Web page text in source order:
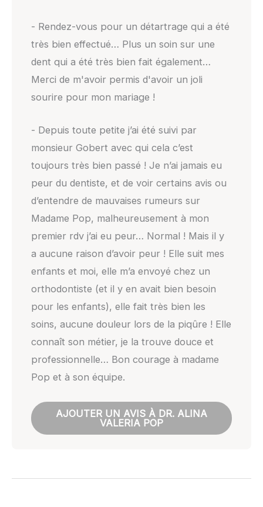
- Rendez-vous pour un détartrage qui a été
très bien effectué… Plus un soin sur une
dent qui a été très bien fait également…
Merci de m'avoir permis d'avoir un joli
sourire pour mon mariage !
- Depuis toute petite j’ai été suivi par
monsieur Gobert avec qui cela c’est
toujours très bien passé ! Je n’ai jamais eu
peur du dentiste, et de voir certains avis ou
d’entendre de mauvaises rumeurs sur
Madame Pop, malheureusement à mon
premier rdv j’ai eu peur… Normal ! Mais il y
a aucune raison d’avoir peur ! Elle suit mes
enfants et moi, elle m’a envoyé chez un
orthodontiste (et il y en avait bien besoin
pour les enfants), elle fait très bien les
soins, aucune douleur lors de la piqûre ! Elle
connaît son métier, je la trouve douce et
professionnelle… Bon courage à madame
Pop et à son équipe.
AJOUTER UN AVIS À DR. ALINA
VALERIA POP